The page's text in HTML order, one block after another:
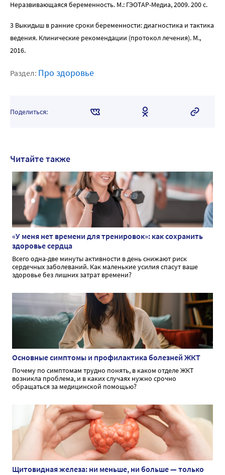
Неразвивающаяся беременность. М.: ГЭОТАР-Медиа, 2009. 200 с.
3 Выкидыш в ранние сроки беременности: диагностика и тактика
ведения. Клинические рекомендации (протокол лечения). М.,
2016.
Раздел: Про здоровье
Поделиться:
Читайте также
«У меня нет времени для тренировок»: как сохранить
здоровье сердца
Всего одна-две минуты активности в день снижают риск
сердечных заболеваний. Как маленькие усилия спасут ваше
здоровье без лишних затрат времени?
Основные симптомы и профилактика болезней ЖКТ
Почему по симптомам трудно понять, в каком отделе ЖКТ
возникла проблема, и в каких случаях нужно срочно
обращаться за медицинской помощью?
Щитовидная железа: ни меньше, ни больше — только